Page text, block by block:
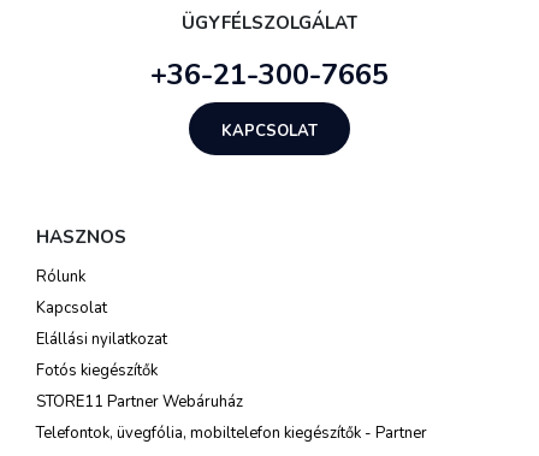
ÜGYFÉLSZOLGÁLAT
+36-21-300-7665
KAPCSOLAT
HASZNOS
Rólunk
Kapcsolat
Elállási nyilatkozat
Fotós kiegészítők
STORE11 Partner Webáruház
Telefontok, üvegfólia, mobiltelefon kiegészítők - Partner